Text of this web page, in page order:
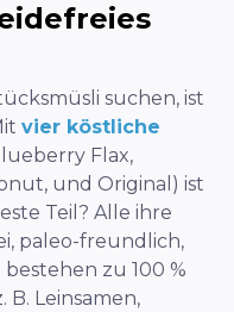
suchen, ist
vier köstliche
Flax,
und Original) ist
Teil? Alle ihre
paleo-freundlich,
zu 100 %
Leinsamen,